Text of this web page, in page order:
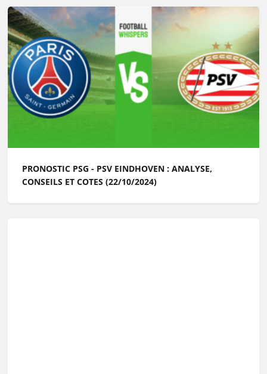
PRONOSTIC PSG - PSV EINDHOVEN : ANALYSE,
CONSEILS ET COTES (22/10/2024)